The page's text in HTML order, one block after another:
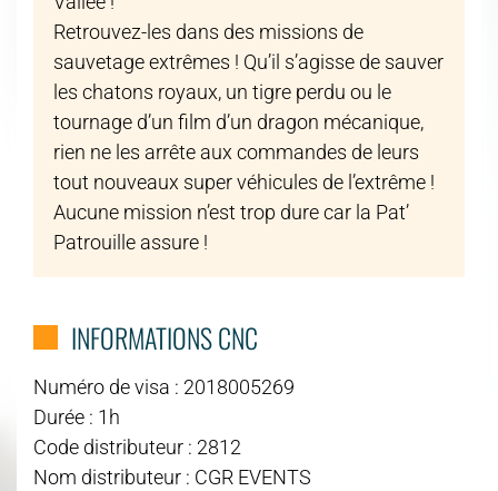
Retrouvez-les dans des missions de
sauvetage extrêmes ! Qu’il s’agisse de sauver
les chatons royaux, un tigre perdu ou le
tournage d’un film d’un dragon mécanique,
rien ne les arrête aux commandes de leurs
tout nouveaux super véhicules de l’extrême !
Aucune mission n’est trop dure car la Pat’
Patrouille assure !
INFORMATIONS CNC
Numéro de visa : 2018005269
Durée : 1h
Code distributeur : 2812
Nom distributeur : CGR EVENTS